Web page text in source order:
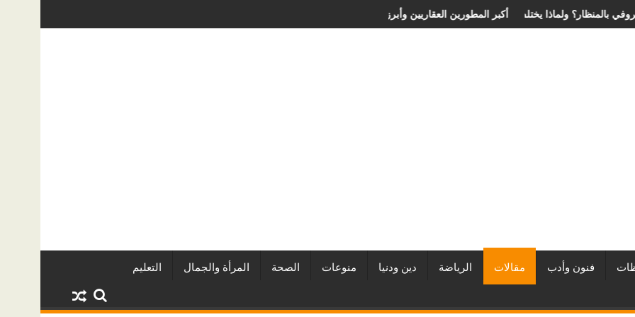
أفضل شركات التطوير العقاري في مصر من URE | أكبر المطورين العقاريين وأبرز المشروعاتعملية الانزلاق الغضروفي بالمنظار؟ ولماذا يختلف من مريض لآخر؟
فنون وأدب مقالات الرياضة دين ودنيا منوعات الصحة المرأة والجمال التعليم